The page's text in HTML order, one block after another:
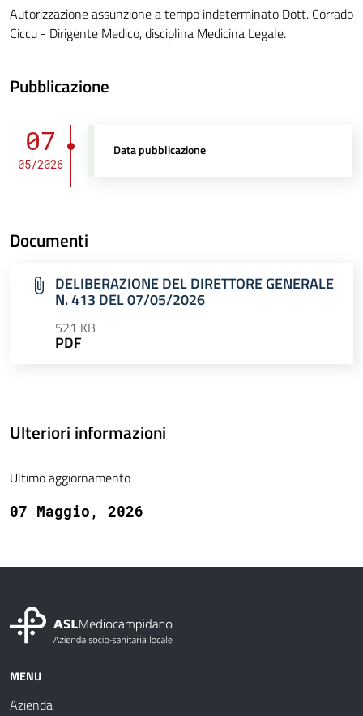
Autorizzazione assunzione a tempo indeterminato Dott. Corrado
Ciccu - Dirigente Medico, disciplina Medicina Legale.
Pubblicazione
07
05/2026
Data pubblicazione
Documenti
DELIBERAZIONE DEL DIRETTORE GENERALE
N. 413 DEL 07/05/2026
521 KB
PDF
Ulteriori informazioni
Ultimo aggiornamento
07 Maggio, 2026
MENU
Azienda